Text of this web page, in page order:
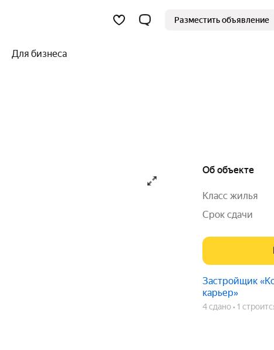
Разместить объявление
Для бизнеса
Об объекте
класс жилья
срок сдачи
Застройщик
карьер»
4 сдано 1